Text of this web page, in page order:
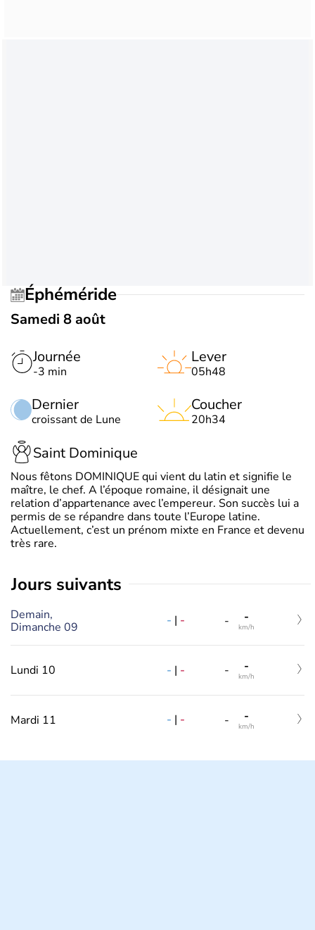
Éphéméride
Samedi 8 août
Journée
-3 min
Dernier
croissant de Lune
Lever
05h48
Coucher
20h34
Saint Dominique
Nous fêtons DOMINIQUE qui vient du latin et signifie le
maître, le chef. A l’époque romaine, il désignait une
relation d’appartenance avec l’empereur. Son succès lui a
permis de se répandre dans toute l’Europe latine.
Actuellement, c’est un prénom mixte en France et devenu
très rare.
jours suivants
Demain,
Dimanche 09
- | - - -
km/h
Lundi 10 - | - - -
km/h
Mardi 11 - | - - -
km/h